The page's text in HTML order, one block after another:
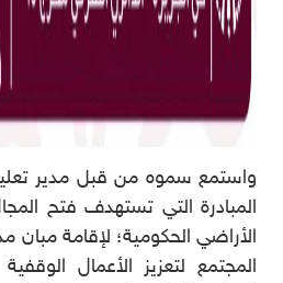
واستمع سموه من قبل مدير
المبادرة التي تستهدف فتح
الأراضي الحكومية؛ لإقامة مبان
المجتمع لتعزيز الأعمال